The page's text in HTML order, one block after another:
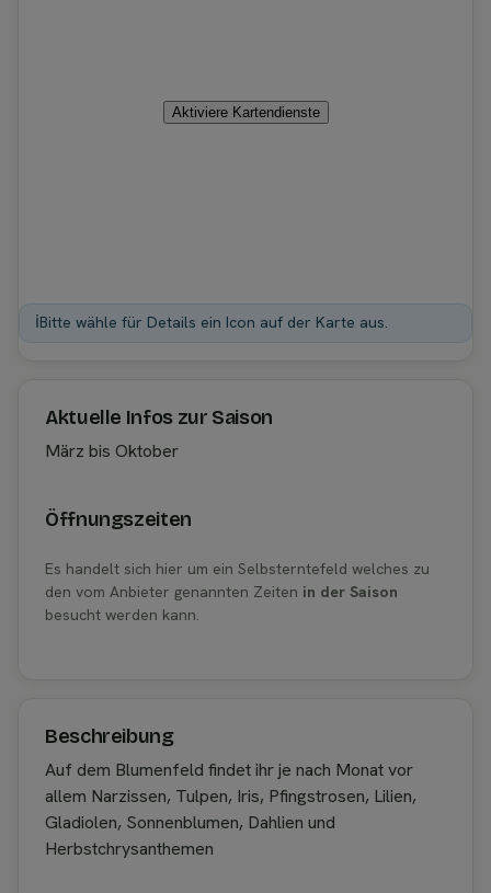
Aktiviere Kartendienste
ℹ️Bitte wähle für Details ein Icon auf der Karte aus.
Aktuelle Infos zur Saison
März bis Oktober
Öffnungszeiten
Es handelt sich hier um ein Selbsterntefeld welches zu
den vom Anbieter genannten Zeiten in der Saison
besucht werden kann.
Beschreibung
Auf dem Blumenfeld findet ihr je nach Monat vor
allem Narzissen, Tulpen, Iris, Pfingstrosen, Lilien,
Gladiolen, Sonnenblumen, Dahlien und
Herbstchrysanthemen